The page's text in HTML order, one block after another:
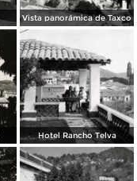
Vista panorámica de Taxco
Hotel Rancho Telva